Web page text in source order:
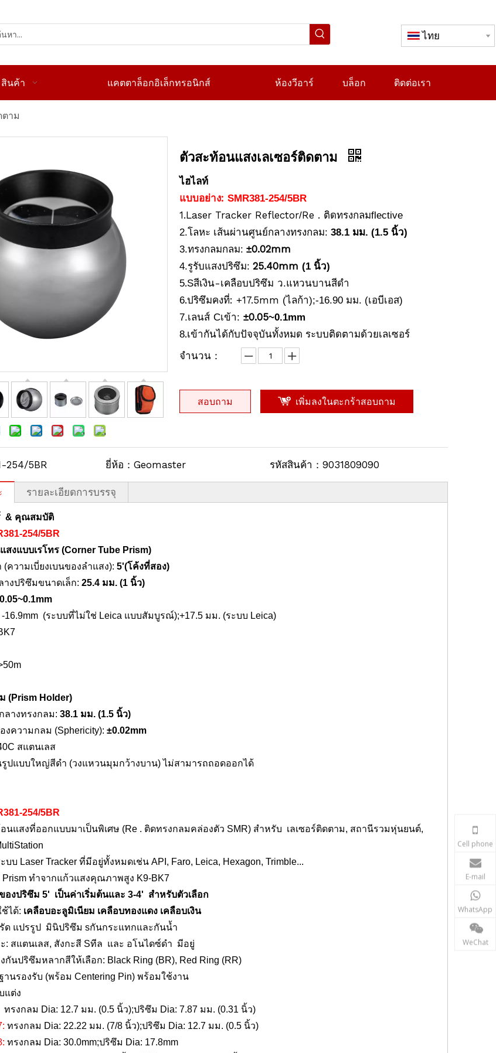
ไทย
สินค้า แคตตาล็อกอิเล็กทรอนิกส์ ห้องวีอาร์ บล็อก ติดต่อเรา
ตาม
ตัวสะท้อนแสงเลเซอร์ติดตาม
ไฮไลท์
แบบอย่าง: SMR381-254/5BR
1.Laser Tracker Reflector/Re . ติดทรงกลมflective
2.โลหะ เส้นผ่านศูนย์กลางทรงกลม: 38.1 มม. (1.5 นิ้ว)
3.ทรงกลมกลม: ±0.02mm
4.รูรับแสงปริซึม: 25.40mm (1 นิ้ว)
5.Sสีเงิน-เคลือบปริซึม ว.แหวนบานสีดำ
6.ปริซึมคงที่: +17.5mm (ไลก้า);-16.90 มม. (เอบีเอส)
7.เลนส์ Cเข้า: ±0.05~0.1mm
8.เข้ากันได้กับปัจจุบันทั้งหมด ระบบติดตามด้วยเลเซอร์
จำนวน：
สอบถาม เพิ่มลงในตะกร้าสอบถาม
254/5BR ยี่ห้อ： Geomaster รหัสสินค้า： 9031809090
รายละเอียดการบรรจุ
& คุณสมบัติ
254/5BR
งแบบเรโทร (Corner Tube Prism)
ความเบี่ยงเบนของลำแสง): 5'(โค้งที่สอง)
างปริซึมขนาดเล็ก: 25.4 มม. (1 นิ้ว)
0.05~0.1mm
-16.9mm (ระบบที่ไม่ใช่ Leica แบบสัมบูรณ์);+17.5 มม. (ระบบ Leica)
50m
(Prism Holder)
ลางทรงกลม: 38.1 มม. (1.5 นิ้ว)
งความกลม (Sphericity): ±0.02mm
สแตนเลส
ปแบบใหญ่สีดำ (วงแหวนมุมกว้างบาน) ไม่สามารถถอดออกได้
254/5BR
นแสงที่ออกแบบมาเป็นพิเศษ (Re . ติดทรงกลมคล่องตัว SMR) สำหรับ เลเซอร์ติดตาม, สถานีรวมหุ่นยนต์,
บบ Laser Tracker ที่มีอยู่ทั้งหมดเช่น API, Faro, Leica, Hexagon, Trimble...
Prism ทำจากแก้วแสงคุณภาพสูง K9-BK7
องปริซึม 5' เป็นค่าเริ่มต้นและ 3-4' สำหรับตัวเลือก
ได้: เคลือบอะลูมิเนียม เคลือบทองแดง เคลือบเงิน
ด แปรรูป มินิปริซึม sกันกระแทกและกันน้ำ
: สแตนเลส, สังกะสี Sทีล และ อโนไดซ์ดำ มีอยู่
กันปริซึมหลากสีให้เลือก: Black Ring (BR), Red Ring (RR)
านรองรับ (พร้อม Centering Pin) พร้อมใช้งาน
แต่ง
ทรงกลม Dia: 12.7 มม. (0.5 นิ้ว);ปริซึม Dia: 7.87 มม. (0.31 นิ้ว)
ทรงกลม Dia: 22.22 มม. (7/8 นิ้ว);ปริซึม Dia: 12.7 มม. (0.5 นิ้ว)
ทรงกลม Dia: 30.0mm;ปริซึม Dia: 17.8mm
Cell phone
E-mail
WhatsApp
WeChat